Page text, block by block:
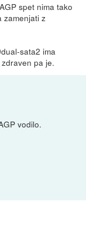
spet nima tako
zamenjati z
sata2 ima
pa je.
vodilo.